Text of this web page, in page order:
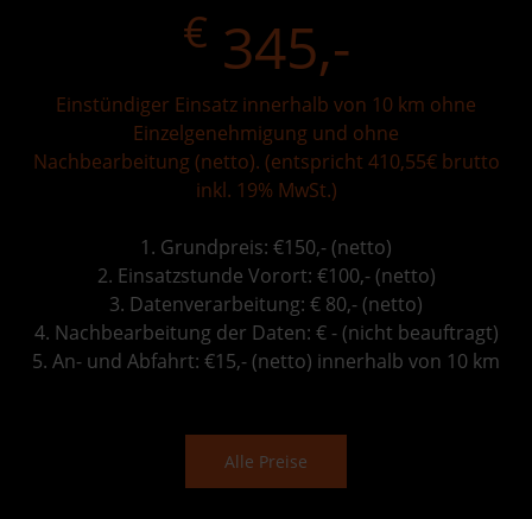
€ 345,-
Einstündiger Einsatz innerhalb von 10 km ohne
Einzelgenehmigung und ohne
Nachbearbeitung (netto). (entspricht 410,55€ brutto
inkl. 19% MwSt.)
1. Grundpreis: €150,- (netto)
2. Einsatzstunde Vorort: €100,- (netto)
3. Datenverarbeitung: € 80,- (netto)
4. Nachbearbeitung der Daten: € - (nicht beauftragt)
5. An- und Abfahrt: €15,- (netto) innerhalb von 10 km
Alle Preise